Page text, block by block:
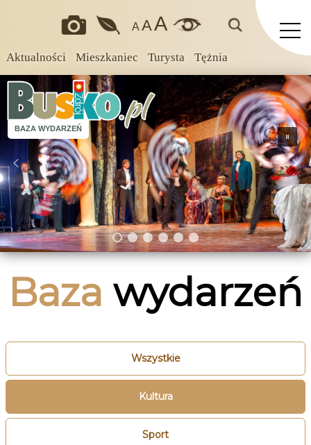
Aktualności Mieszkaniec Turysta Tężnia
A AA
BAZA WYDARZEŃ
Baza wydarzeń
Wszystkie
Kultura
Sport